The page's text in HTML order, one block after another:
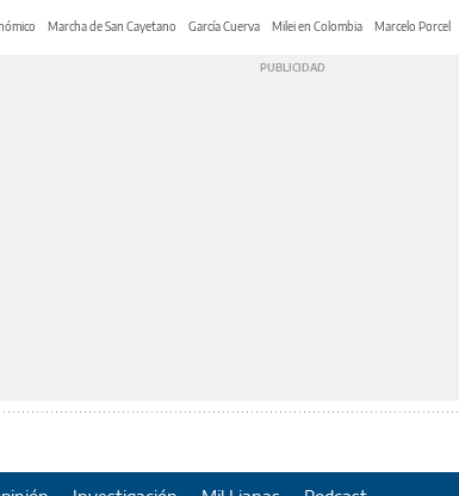
Marcha de San Cayetano García Cuerva Milei en Colombia Marcelo Porcel